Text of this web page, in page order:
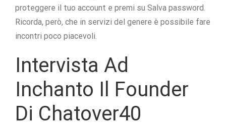
proteggere il tuo account e premi su Salva password.
Ricorda, però, che in servizi del genere è possibile fare
incontri poco piacevoli.
Intervista Ad
Inchanto Il Founder
Di Chatover40